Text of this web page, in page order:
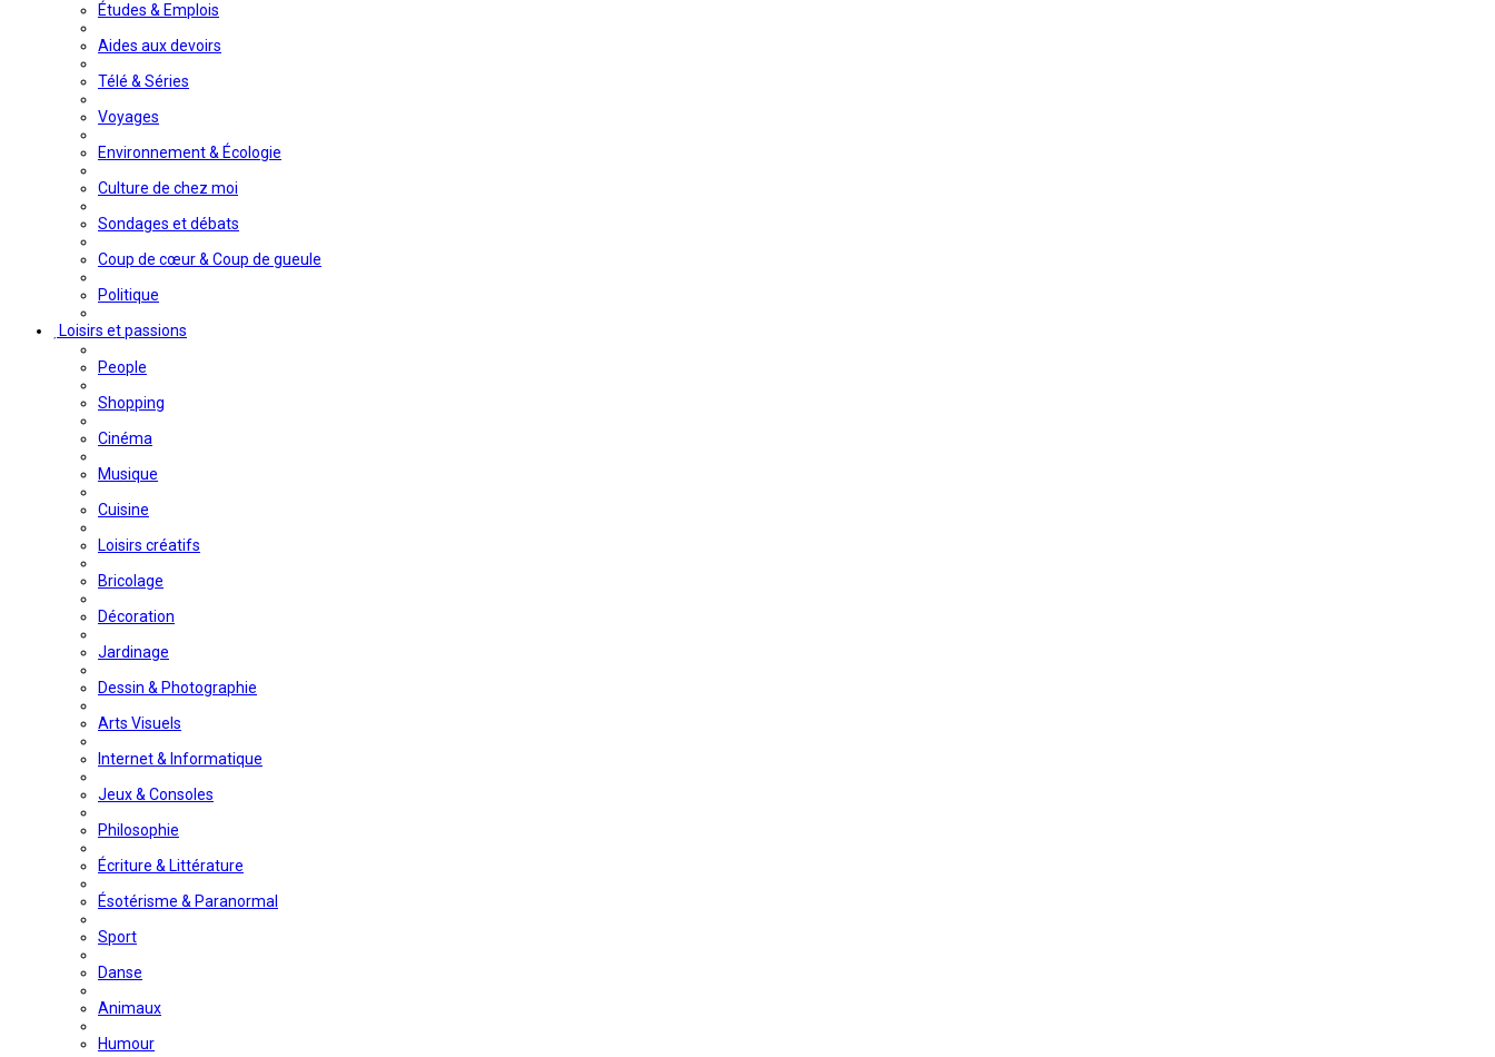
Études & Emplois
Aides aux devoirs
Télé & Séries
Voyages
Environnement & Écologie
Culture de chez moi
Sondages et débats
Coup de cœur & Coup de gueule
Politique
Loisirs et passions
People
Shopping
Cinéma
Musique
Cuisine
Loisirs créatifs
Bricolage
Décoration
Jardinage
Dessin & Photographie
Arts Visuels
Internet & Informatique
Jeux & Consoles
Philosophie
Écriture & Littérature
Ésotérisme & Paranormal
Sport
Danse
Animaux
Humour